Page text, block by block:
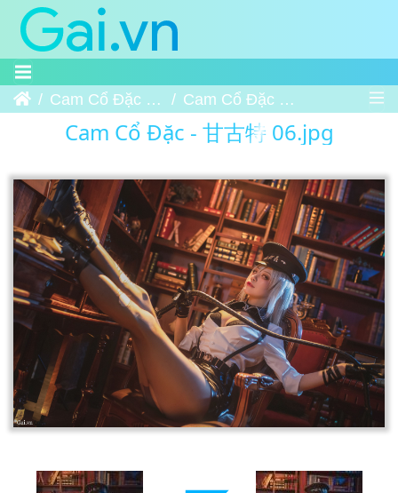
Trang chủCam Cổ Đặc - 甘古特 Cam Cổ Đặc - 甘古特 06
Cam Cổ Đặc - 甘古特 06.jpg